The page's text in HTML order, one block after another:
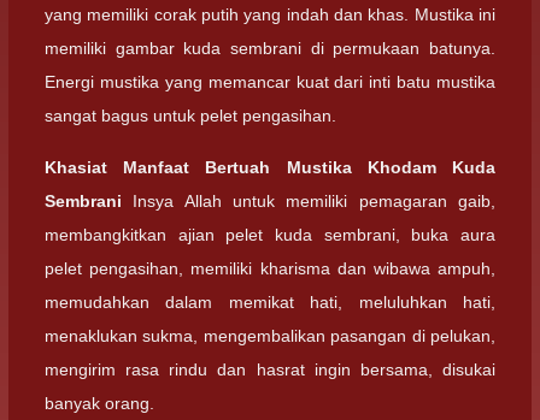
yang memiliki corak putih yang indah dan khas. Mustika ini
memiliki gambar kuda sembrani di permukaan batunya.
Energi mustika yang memancar kuat dari inti batu mustika
sangat bagus untuk pelet pengasihan.
Khasiat Manfaat Bertuah Mustika Khodam Kuda
Sembrani Insya Allah untuk memiliki pemagaran gaib,
membangkitkan ajian pelet kuda sembrani, buka aura
pelet pengasihan, memiliki kharisma dan wibawa ampuh,
memudahkan dalam memikat hati, meluluhkan hati,
menaklukan sukma, mengembalikan pasangan di pelukan,
mengirim rasa rindu dan hasrat ingin bersama, disukai
banyak orang.